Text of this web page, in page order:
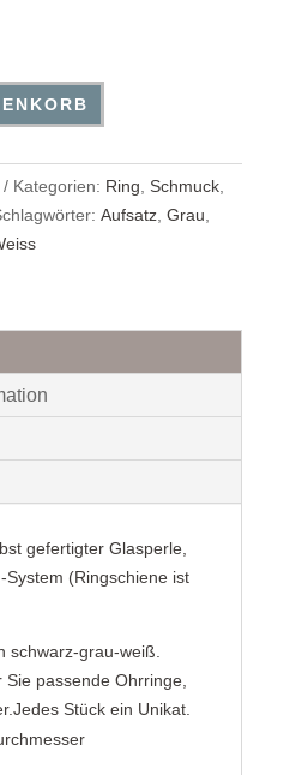
Kategorien: Ring Schmuck,
Aufsatz, Grau
gefertigter Glasperle,
(Ringschiene ist
schwarz-grau-weiß.
passende Ohrringe,
Stück ein Unikat.